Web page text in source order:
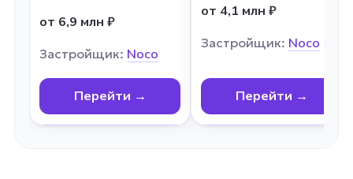
от 6,9 млн ₽
Застройщик: Noco
Перейти →
от 4,1 млн ₽
Застройщик: Noco
Перейти →